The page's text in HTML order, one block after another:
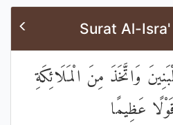
Surat Al-
وَاتَّخَذَ مِنَ الْمَلَائِكَةِ
عَظِيمًا